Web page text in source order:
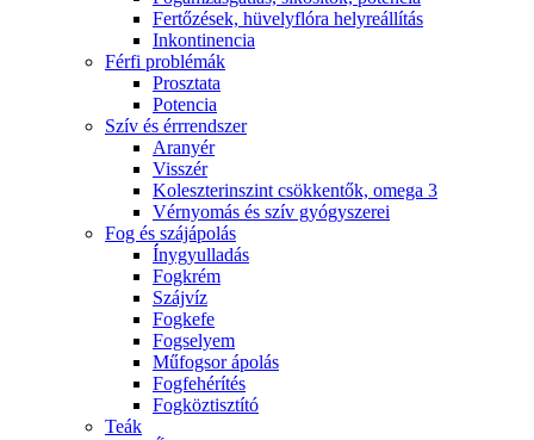
Fertőzések, hüvelyflóra helyreállítás
Inkontinencia
Férfi problémák
Prosztata
Potencia
Szív és érrrendszer
Aranyér
Visszér
Koleszterinszint csökkentők, omega 3
Vérnyomás és szív gyógyszerei
Fog és szájápolás
Í́nygyulladás
Fogkrém
Szájvíz
Fogkefe
Fogselyem
Műfogsor ápolás
Fogfehérítés
Fogköztisztító
Teák